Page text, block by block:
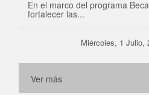
En el marco del programa
fortalecer las...
Miércoles, 1 Julio,
Ver más